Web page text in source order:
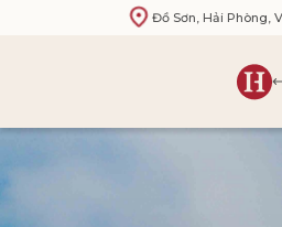
Đồ Sơn, Hải Phòng,